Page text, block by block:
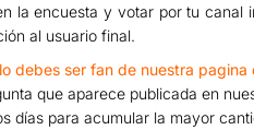
la encuesta y votar por tu canal
al usuario final.
debes ser fan de nuestra pagina
que aparece publicada en
días para acumular la mayor